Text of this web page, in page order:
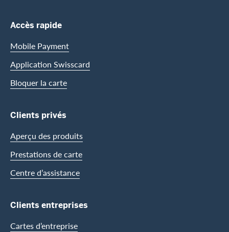
Footer Navigation
Accès rapide
Mobile Payment
Application Swisscard
Bloquer la carte
Clients privés
Aperçu des produits
Prestations de carte
Centre d’assistance
Clients entreprises
Cartes d’entreprise